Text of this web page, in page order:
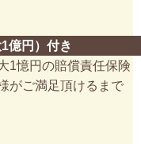
億円）付き
1憶円の賠償責任保険
がご満足頂けるまで